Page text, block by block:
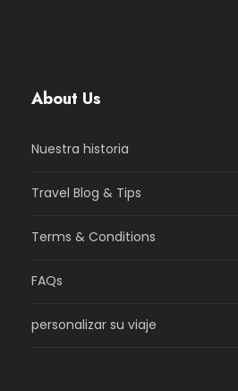
About Us
Nuestra historia
Travel Blog & Tips
Terms & Conditions
FAQs
personalizar su viaje